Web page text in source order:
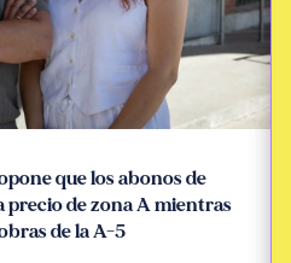
que los abonos de
precio de zona A mientras
de la A-5